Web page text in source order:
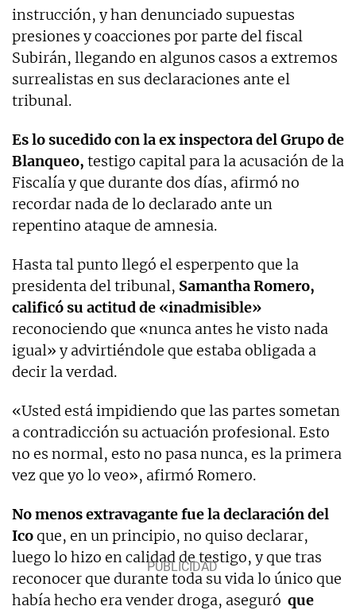
instrucción, y han denunciado supuestas
presiones y coacciones por parte del fiscal
Subirán, llegando en algunos casos a extremos
surrealistas en sus declaraciones ante el
tribunal.
Es lo sucedido con la ex inspectora del Grupo de
Blanqueo, testigo capital para la acusación de la
Fiscalía y que durante dos días, afirmó no
recordar nada de lo declarado ante un
repentino ataque de amnesia.
Hasta tal punto llegó el esperpento que la
presidenta del tribunal, Samantha Romero,
calificó su actitud de «inadmisible»
reconociendo que «nunca antes he visto nada
igual» y advirtiéndole que estaba obligada a
decir la verdad.
«Usted está impidiendo que las partes sometan
a contradicción su actuación profesional. Esto
no es normal, esto no pasa nunca, es la primera
vez que yo lo veo», afirmó Romero.
No menos extravagante fue la declaración del
Icoque, en un principio, no quiso declarar,
luego lo hizo en calidad de testigo, y que tras
reconocer que durante toda su vida lo único que
había hecho era vender droga, aseguró que